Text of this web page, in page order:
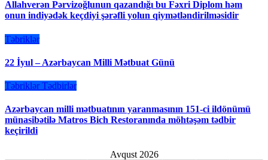
Allahverən Pərvizoğlunun qazandığı bu Fəxri Diplom həm
onun indiyədək keçdiyi şərəfli yolun qiymətləndirilməsidir
Təbriklər
22 İyul – Azərbaycan Milli Mətbuat Günü
Təbriklər Tədbirlər
Azərbaycan milli mətbuatının yaranmasının 151-ci ildönümü
münasibətilə Matros Bich Restoranında möhtəşəm tədbir
keçirildi
Avqust 2026